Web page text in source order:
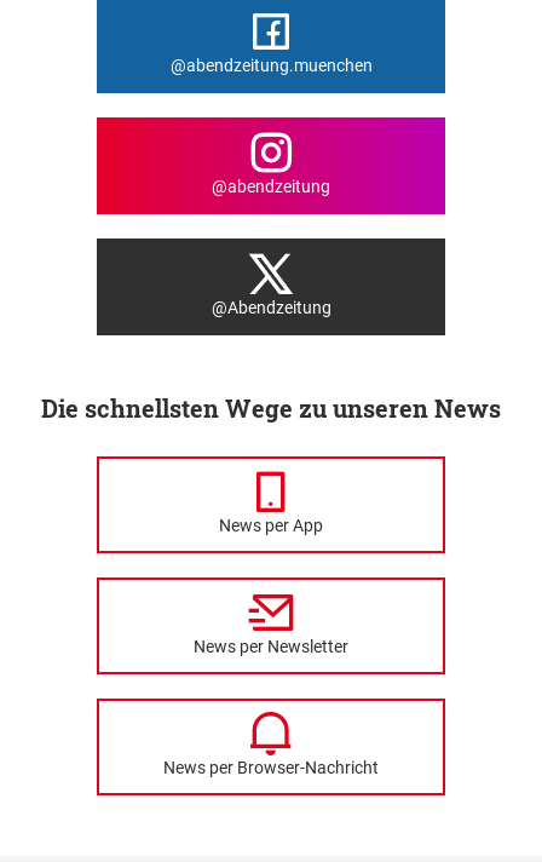
@abendzeitung.muenchen
@abendzeitung
@Abendzeitung
Die schnellsten Wege zu unseren News
News per App
News per Newsletter
News per Browser-Nachricht